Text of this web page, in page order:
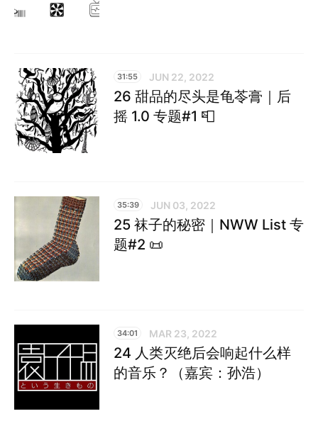
31:55 JUN 22, 2022
26 甜品的尽头是龟苓膏｜后
摇 1.0 专题#1 📮
35:39 JUN 03, 2022
25 袜子的秘密｜NWW List 专
题#2 📜
34:01 MAR 23, 2022
24 人类灭绝后会响起什么样
的音乐？（嘉宾：孙浩）